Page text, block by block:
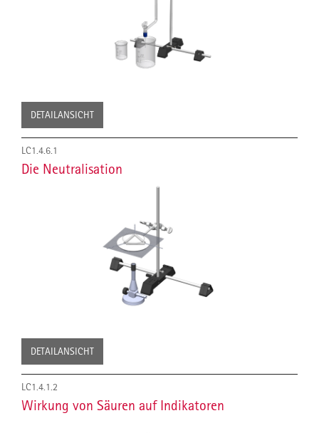
DETAILANSICHT
LC1.4.6.1
Die Neutralisation
DETAILANSICHT
LC1.4.1.2
Wirkung von Säuren auf Indikatoren